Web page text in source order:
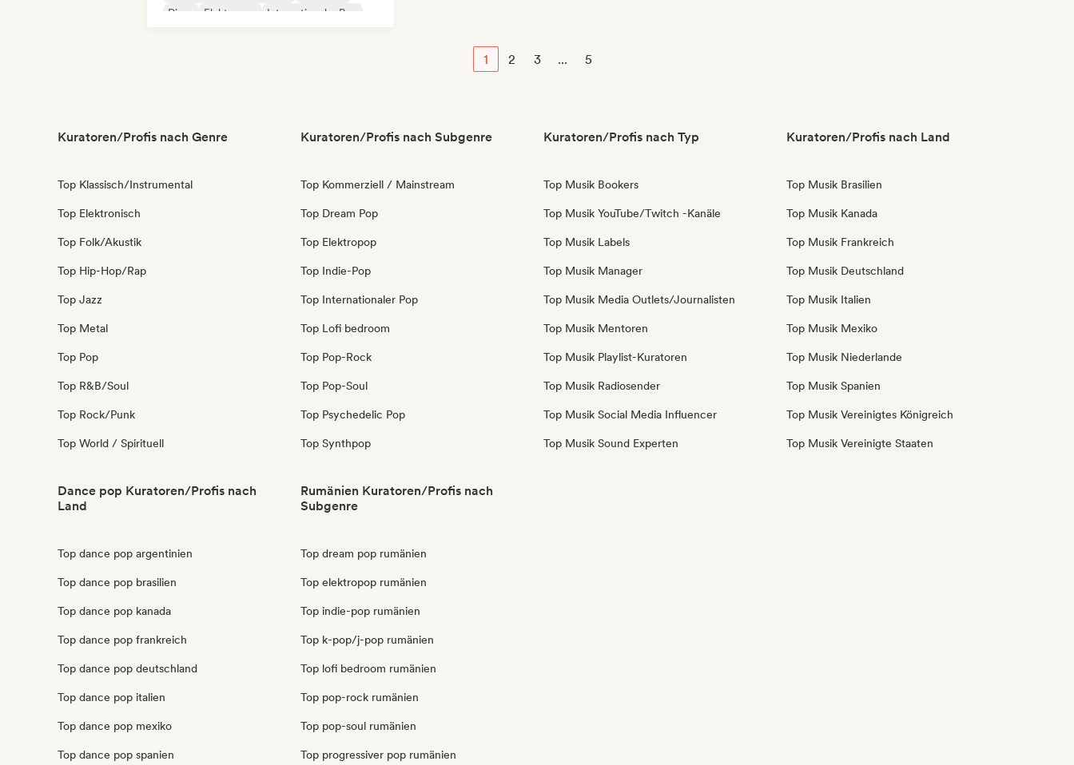
Disco
Elektropop
Internationaler Pop
1 2 3 ... 5
Kuratoren/Profis nach Genre
Top Klassisch/Instrumental
Top Elektronisch
Top Folk/Akustik
Top Hip-Hop/Rap
Top Jazz
Top Metal
Top Pop
Top R&B/Soul
Top Rock/Punk
Top World / Spirituell
Kuratoren/Profis nach Subgenre
Top Kommerziell / Mainstream
Top Dream Pop
Top Elektropop
Top Indie-Pop
Top Internationaler Pop
Top Lofi bedroom
Top Pop-Rock
Top Pop-Soul
Top Psychedelic Pop
Top Synthpop
Kuratoren/Profis nach Typ
Top Musik Bookers
Top Musik YouTube/Twitch -Kanäle
Top Musik Labels
Top Musik Manager
Top Musik Media Outlets/Journalisten
Top Musik Mentoren
Top Musik Playlist-Kuratoren
Top Musik Radiosender
Top Musik Social Media Influencer
Top Musik Sound Experten
Kuratoren/Profis nach Land
Top Musik Brasilien
Top Musik Kanada
Top Musik Frankreich
Top Musik Deutschland
Top Musik Italien
Top Musik Mexiko
Top Musik Niederlande
Top Musik Spanien
Top Musik Vereinigtes Königreich
Top Musik Vereinigte Staaten
Dance pop Kuratoren/Profis nach
Land
Top dance pop argentinien
Top dance pop brasilien
Top dance pop kanada
Top dance pop frankreich
Top dance pop deutschland
Top dance pop italien
Top dance pop mexiko
Top dance pop spanien
Rumänien Kuratoren/Profis nach
Subgenre
Top dream pop rumänien
Top elektropop rumänien
Top indie-pop rumänien
Top k-pop/j-pop rumänien
Top lofi bedroom rumänien
Top pop-rock rumänien
Top pop-soul rumänien
Top progressiver pop rumänien